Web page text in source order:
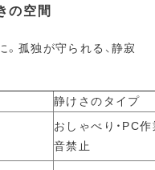
の空間
孤独が守られる、静寂
静けさのタイプ
おしゃべり・PC作
音禁止